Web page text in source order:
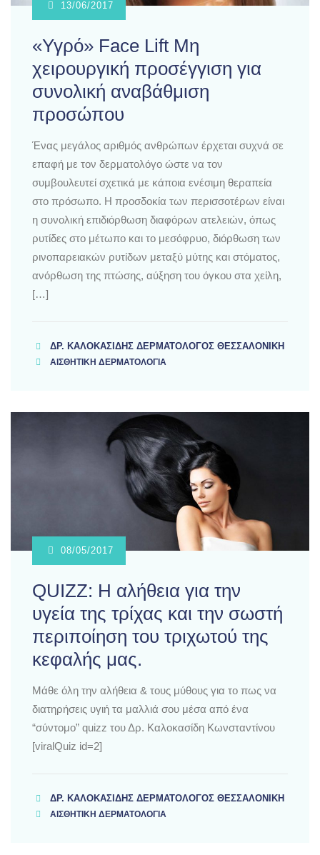
13/06/2017
«Υγρό» Face Lift Μη
χειρουργική προσέγγιση για
συνολική αναβάθμιση
προσώπου
Ένας μεγάλος αριθμός ανθρώπων έρχεται συχνά σε
επαφή με τον δερματολόγο ώστε να τον
συμβουλευτεί σχετικά με κάποια ενέσιμη θεραπεία
στο πρόσωπο. Η προσδοκία των περισσοτέρων είναι
η συνολική επιδιόρθωση διαφόρων ατελειών, όπως
ρυτίδες στο μέτωπο και το μεσόφρυο, διόρθωση των
ρινοπαρειακών ρυτίδων μεταξύ μύτης και στόματος,
ανόρθωση της πτώσης, αύξηση του όγκου στα χείλη,
[…]
ΔΡ. ΚΑΛΟΚΑΣΊΔΗΣ ΔΕΡΜΑΤΟΛΌΓΟΣ ΘΕΣΣΑΛΟΝΊΚΗ
ΑΙΣΘΗΤΙΚΗ ΔΕΡΜΑΤΟΛΟΓΙΑ
08/05/2017
QUIZZ: Η αλήθεια για την
υγεία της τρίχας και την σωστή
περιποίηση του τριχωτού της
κεφαλής μας.
Μάθε όλη την αλήθεια & τους μύθους για το πως να
διατηρήσεις υγιή τα μαλλιά σου μέσα από ένα
“σύντομο” quizz του Δρ. Καλοκασίδη Κωνσταντίνου
[viralQuiz id=2]
ΔΡ. ΚΑΛΟΚΑΣΊΔΗΣ ΔΕΡΜΑΤΟΛΌΓΟΣ ΘΕΣΣΑΛΟΝΊΚΗ
ΑΙΣΘΗΤΙΚΗ ΔΕΡΜΑΤΟΛΟΓΙΑ